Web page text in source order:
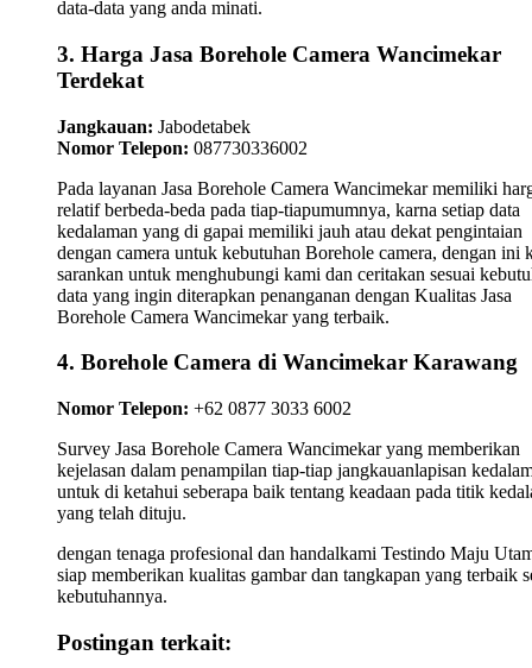
data-data yang anda minati.
3. Harga Jasa Borehole Camera Wancimekar
Terdekat
Jangkauan: Jabodetabek
Nomor Telepon: 087730336002
Pada layanan Jasa Borehole Camera Wancimekar memiliki
relatif berbeda-beda pada tiap-tiapumumnya, karna setiap data
kedalaman yang di gapai memiliki jauh atau dekat pengintaian
dengan camera untuk kebutuhan Borehole camera, dengan ini
sarankan untuk menghubungi kami dan ceritakan sesuai
data yang ingin diterapkan penanganan dengan Kualitas Jasa
Borehole Camera Wancimekar yang terbaik.
4. Borehole Camera di Wancimekar Karawang
Nomor Telepon: +62 0877 3033 6002
Survey Jasa Borehole Camera Wancimekar yang memberikan
kejelasan dalam penampilan tiap-tiap jangkauanlapisan
untuk di ketahui seberapa baik tentang keadaan pada titik
yang telah dituju.
dengan tenaga profesional dan handalkami Testindo Maju
siap memberikan kualitas gambar dan tangkapan yang terbaik
kebutuhannya.
Postingan terkait: